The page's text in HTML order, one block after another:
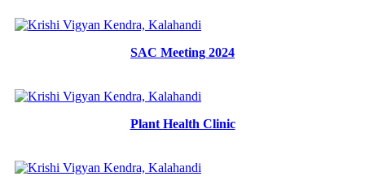
SAC Meeting 2024
Plant Health Clinic